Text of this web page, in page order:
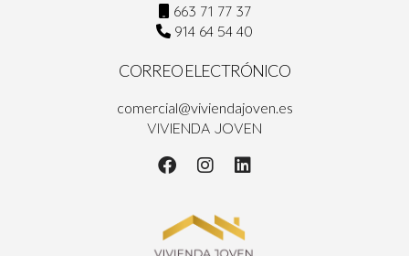
663 71 77 37
914 64 54 40
CORREO ELECTRÓNICO
comercial@viviendajoven.es
VIVIENDA JOVEN